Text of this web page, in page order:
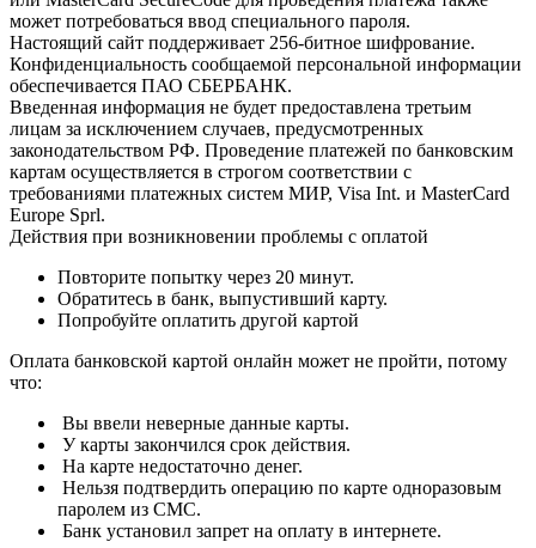
может потребоваться ввод специального пароля.
Настоящий сайт поддерживает 256-битное шифрование.
Конфиденциальность сообщаемой персональной информации
обеспечивается ПАО СБЕРБАНК.
Введенная информация не будет предоставлена третьим
лицам за исключением случаев, предусмотренных
законодательством РФ. Проведение платежей по банковским
картам осуществляется в строгом соответствии с
требованиями платежных систем МИР, Visa Int. и MasterCard
Europe Sprl.
Действия при возникновении проблемы с оплатой
Повторите попытку через 20 минут.
Обратитесь в банк, выпустивший карту.
Попробуйте оплатить другой картой
Оплата банковской картой онлайн может не пройти, потому
что:
Вы ввели неверные данные карты.
У карты закончился срок действия.
На карте недостаточно денег.
Нельзя подтвердить операцию по карте одноразовым
паролем из СМС.
Банк установил запрет на оплату в интернете.